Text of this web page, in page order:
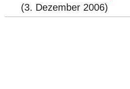
(3. Dezember 2006)